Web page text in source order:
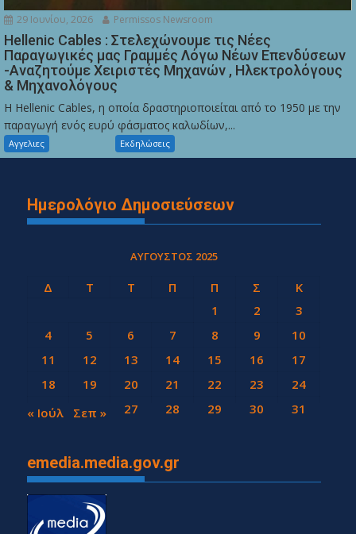
29 Ιουνίου, 2026 Permissos Newsroom
Hellenic Cables : Στελεχώνουμε τις Νέες
Παραγωγικές μας Γραμμές Λόγω Νέων Επενδύσεων
-Αναζητούμε Χειριστές Μηχανών , Ηλεκτρολόγους
& Μηχανολόγους
Η Hellenic Cables, η οποία δραστηριοποιείται από το 1950 με την
παραγωγή ενός ευρύ φάσματος καλωδίων,...
Αγγελιες Εκδηλώσεις
Ημερολόγιο Δημοσιεύσεων
ΑΎΓΟΥΣΤΟΣ 2025
Δ Τ Τ Π Π Σ
Κ
1
2
3
4
5 6 7 8 9
10
11
12 13 14 15 16
17
18
19 20 21 22 23
24
25
26 27 28 29 30 31
« Ιούλ Σεπ »
emedia.media.gov.gr